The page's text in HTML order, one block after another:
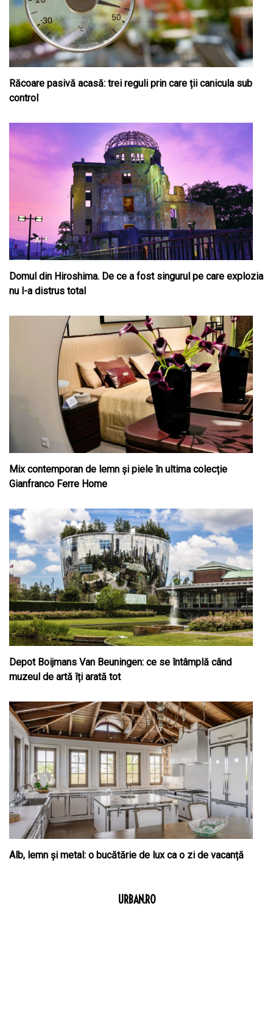
Răcoare pasivă acasă: trei reguli prin care ții canicula sub
control
Domul din Hiroshima. De ce a fost singurul pe care explozia
nu l-a distrus total
Mix contemporan de lemn şi piele în ultima colecție
Gianfranco Ferre Home
Depot Boijmans Van Beuningen: ce se întâmplă când
muzeul de artă îți arată tot
Alb, lemn și metal: o bucătărie de lux ca o zi de vacanță
URBAN.RO